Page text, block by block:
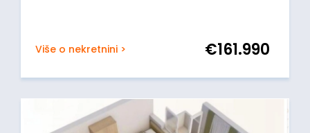
Više o nekretnini > €161.990